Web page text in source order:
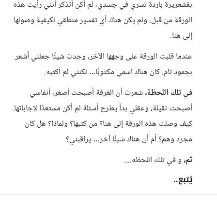
بقشعريرة باردة تسري في جسدي، لم أكن أتذكر أنني رأيت هذه
الورقة من قبل، ولم يكن هناك أي تفسير منطقي لكيفية وصولها
إلى هنا.
عندما قلبت الورقة على وجهها الآخر، وجدت شيئًا جعلني أشعر
بجمود تام. كان هناك اسمي مكتوبًا… لكنني لم أكتبه.
في تلك اللحظة،شعرت أن الغرفة أصبحت أصغر، أنفاسي
أصبحت ثقيلة، وعقلي بدأ يطرح أسئلة لم أكن مستعدًا لإجاباتها.
كيف وصلت هذه الورقة إلى هنا؟ من كتبها؟ ولماذا؟ هل كان
مجرد وهم؟ أم أن هناك شيئًا آخر… يراقبني؟
ثم، و في تلك اللحظه....
يُتبع..